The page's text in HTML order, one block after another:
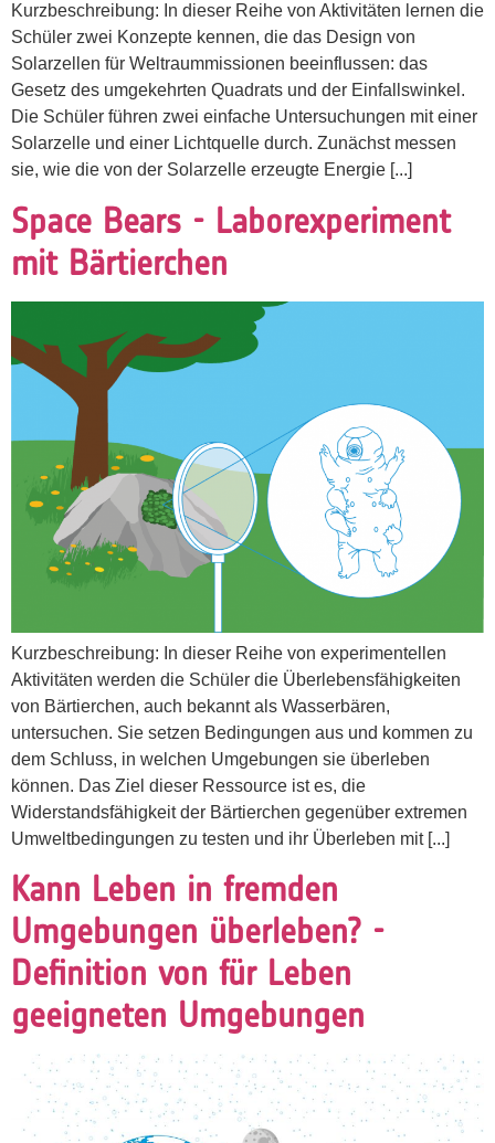
Kurzbeschreibung: In dieser Reihe von Aktivitäten lernen die
Schüler zwei Konzepte kennen, die das Design von
Solarzellen für Weltraummissionen beeinflussen: das
Gesetz des umgekehrten Quadrats und der Einfallswinkel.
Die Schüler führen zwei einfache Untersuchungen mit einer
Solarzelle und einer Lichtquelle durch. Zunächst messen
sie, wie die von der Solarzelle erzeugte Energie [...]
Space Bears - Laborexperiment
mit Bärtierchen
Kurzbeschreibung: In dieser Reihe von experimentellen
Aktivitäten werden die Schüler die Überlebensfähigkeiten
von Bärtierchen, auch bekannt als Wasserbären,
untersuchen. Sie setzen Bedingungen aus und kommen zu
dem Schluss, in welchen Umgebungen sie überleben
können. Das Ziel dieser Ressource ist es, die
Widerstandsfähigkeit der Bärtierchen gegenüber extremen
Umweltbedingungen zu testen und ihr Überleben mit [...]
Kann Leben in fremden
Umgebungen überleben? -
Definition von für Leben
geeigneten Umgebungen